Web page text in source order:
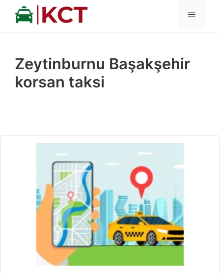
İçeriğe
MENÜ
Zeytinburnu Başakşehir
korsan taksi